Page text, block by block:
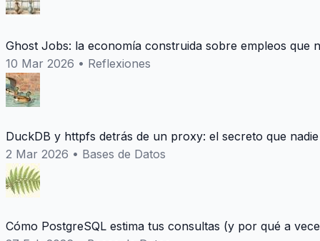
Ghost Jobs: la economía construida sobre empleos que
10 Mar 2026 • Reflexiones
DuckDB y httpfs detrás de un proxy: el secreto que
2 Mar 2026 • Bases de Datos
Cómo PostgreSQL estima tus consultas (y por qué a